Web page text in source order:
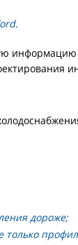
дороже;
только